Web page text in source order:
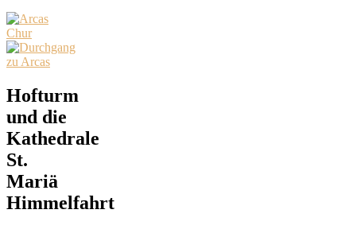
Hofturm
und die
Kathedrale
St.
Mariä
Himmelfahrt